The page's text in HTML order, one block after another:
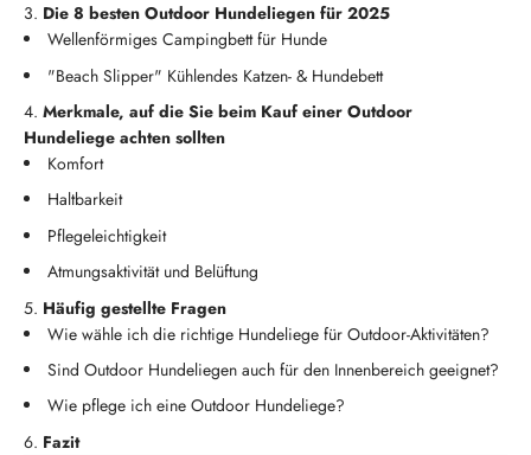
Die 8 besten Outdoor Hundeliegen für 2025
Wellenförmiges Campingbett für Hunde
"Beach Slipper" Kühlendes Katzen- & Hundebett
Merkmale, auf die Sie beim Kauf einer Outdoor
Hundeliege achten sollten
Komfort
Haltbarkeit
Pflegeleichtigkeit
Atmungsaktivität und Belüftung
Häufig gestellte Fragen
Wie wähle ich die richtige Hundeliege für Outdoor-Aktivitäten?
Sind Outdoor Hundeliegen auch für den Innenbereich geeignet?
Wie pflege ich eine Outdoor Hundeliege?
Fazit